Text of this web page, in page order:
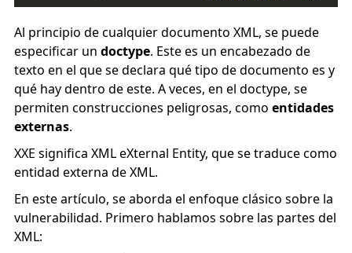
Al principio de cualquier documento XML, se puede
especificar un doctype. Este es un encabezado de
texto en el que se declara qué tipo de documento es y
qué hay dentro de este. A veces, en el doctype, se
permiten construcciones peligrosas, como entidades
externas.
XXE significa XML eXternal Entity, que se traduce como
entidad externa de XML.
En este artículo, se aborda el enfoque clásico sobre la
vulnerabilidad. Primero hablamos sobre las partes del
XML: